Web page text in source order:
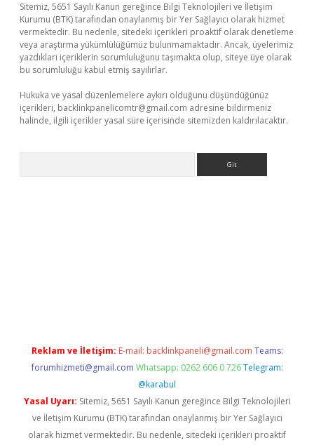
Sitemiz, 5651 Sayılı Kanun gereğince Bilgi Teknolojileri ve İletişim
Kurumu (BTK) tarafından onaylanmış bir Yer Sağlayıcı olarak hizmet
vermektedir. Bu nedenle, sitedeki içerikleri proaktif olarak denetleme
veya araştırma yükümlülüğümüz bulunmamaktadır. Ancak, üyelerimiz
yazdıkları içeriklerin sorumluluğunu taşımakta olup, siteye üye olarak
bu sorumluluğu kabul etmiş sayılırlar.
Hukuka ve yasal düzenlemelere aykırı olduğunu düşündüğünüz
içerikleri, backlinkpanelicomtr@gmail.com adresine bildirmeniz
halinde, ilgili içerikler yasal süre içerisinde sitemizden kaldırılacaktır.
Reklam ve İletişim: E-mail: backlinkpaneli@gmail.com Teams:
forumhizmeti@gmail.com Whatsapp: 0262 606 0 726 Telegram:
@karabul
Yasal Uyarı: Sitemiz, 5651 Sayılı Kanun gereğince Bilgi Teknolojileri
ve İletişim Kurumu (BTK) tarafından onaylanmış bir Yer Sağlayıcı
olarak hizmet vermektedir. Bu nedenle, sitedeki içerikleri proaktif